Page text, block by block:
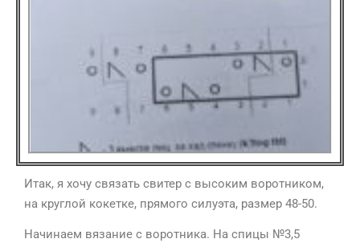
Итак, я хочу связать свитер с высоким воротником,
на круглой кокетке, прямого силуэта, размер 48-50.
Начинаем вязание с воротника. На спицы №3,5